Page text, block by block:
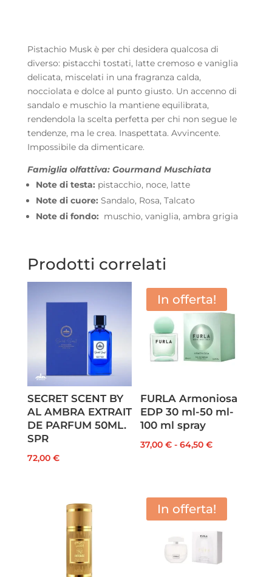
quantità
Pistachio Musk è per chi desidera qualcosa di
diverso: pistacchi tostati, latte cremoso e vaniglia
delicata, miscelati in una fragranza calda,
nocciolata e dolce al punto giusto. Un accenno di
sandalo e muschio la mantiene equilibrata,
rendendola la scelta perfetta per chi non segue le
tendenze, ma le crea. Inaspettata. Avvincente.
Impossibile da dimenticare.
Famiglia olfattiva: Gourmand Muschiata
Note di testa: pistacchio, noce, latte
Note di cuore: Sandalo, Rosa, Talcato
Note di fondo: muschio, vaniglia, ambra grigia
Prodotti correlati
SECRET SCENT BY
AL AMBRA EXTRAIT
DE PARFUM 50ML.
SPR
72,00 €
In offerta!
FURLA Armoniosa
EDP 30 ml-50 ml-
100 ml spray
37,00€ - 64,50€Fascia
37,00 €
a
In offerta!